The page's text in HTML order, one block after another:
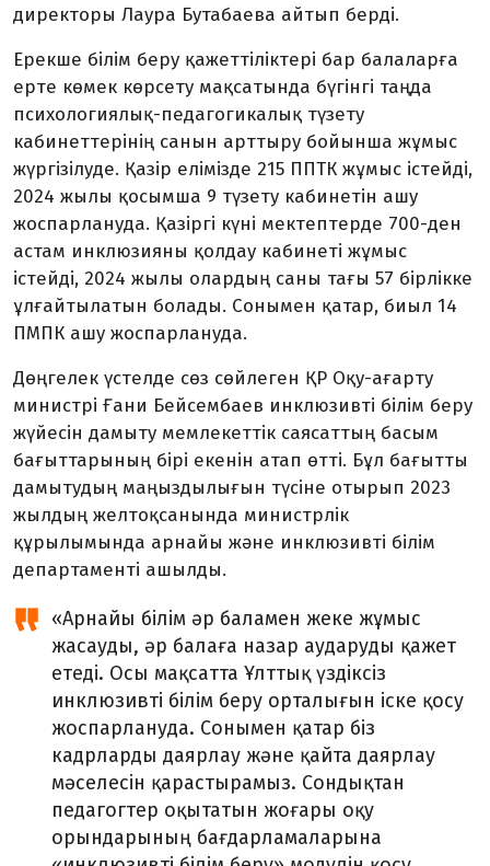
директоры Лаура Бутабаева айтып берді.
Ерекше білім беру қажеттіліктері бар балаларға
ерте көмек көрсету мақсатында бүгінгі таңда
психологиялық-педагогикалық түзету
кабинеттерінің санын арттыру бойынша жұмыс
жүргізілуде. Қазір елімізде 215 ППТК жұмыс істейді,
2024 жылы қосымша 9 түзету кабинетін ашу
жоспарлануда. Қазіргі күні мектептерде 700-ден
астам инклюзияны қолдау кабинеті жұмыс
істейді, 2024 жылы олардың саны тағы 57 бірлікке
ұлғайтылатын болады. Сонымен қатар, биыл 14
ПМПК ашу жоспарлануда.
Дөңгелек үстелде сөз сөйлеген ҚР Оқу-ағарту
министрі Ғани Бейсембаев инклюзивті білім беру
жүйесін дамыту мемлекеттік саясаттың басым
бағыттарының бірі екенін атап өтті. Бұл бағытты
дамытудың маңыздылығын түсіне отырып 2023
жылдың желтоқсанында министрлік
құрылымында арнайы және инклюзивті білім
департаменті ашылды.
«Арнайы білім әр баламен жеке жұмыс
жасауды, әр балаға назар аударуды қажет
етеді. Осы мақсатта Ұлттық үздіксіз
инклюзивті білім беру орталығын іске қосу
жоспарлануда. Сонымен қатар біз
кадрларды даярлау және қайта даярлау
мәселесін қарастырамыз. Сондықтан
педагогтер оқытатын жоғары оқу
орындарының бағдарламаларына